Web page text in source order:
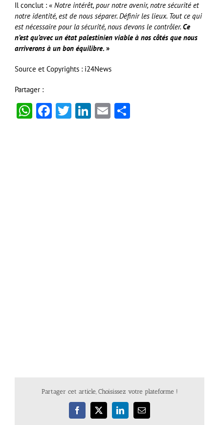
Il conclut : « Notre intérêt, pour notre avenir, notre sécurité et
notre identité, est de nous séparer. Définir les lieux. Tout ce qui
est nécessaire pour la sécurité, nous devons le contrôler.Ce
n’est qu’avec un état palestinien viable à nos côtés que nous
arriverons à un bon équilibre. »
Source et Copyrights : i24News
Partager :
WhatsApp
Facebook
Twitter
LinkedIn
Email
Partager cet article, Choisissez votre plateforme !
Facebook
X LinkedInEmail